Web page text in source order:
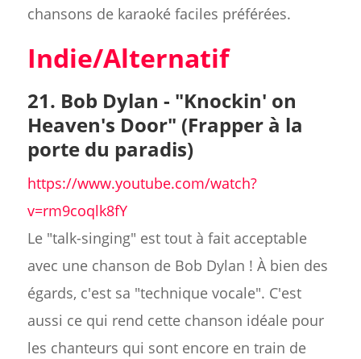
chansons de karaoké faciles préférées.
Indie/Alternatif
21. Bob Dylan - "Knockin' on
Heaven's Door" (Frapper à la
porte du paradis)
https://www.youtube.com/watch?
v=rm9coqlk8fY
Le "talk-singing" est tout à fait acceptable
avec une chanson de Bob Dylan ! À bien des
égards, c'est sa "technique vocale". C'est
aussi ce qui rend cette chanson idéale pour
les chanteurs qui sont encore en train de